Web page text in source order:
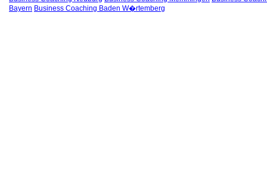
Bayern Business Coaching Baden W�rtemberg